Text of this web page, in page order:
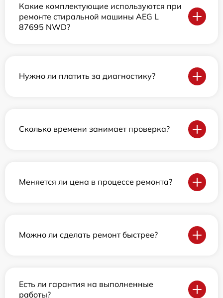
Какие комплектующие используются при
ремонте стиральной машины AEG L
87695 NWD?
Нужно ли платить за диагностику?
Сколько времени занимает проверка?
Меняется ли цена в процессе ремонта?
Можно ли сделать ремонт быстрее?
Есть ли гарантия на выполненные
работы?